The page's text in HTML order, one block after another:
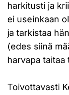
harkitusti ja
ei useinkaan
ja tarkistaa
(edes siinä
harvapa taitaa
Toivottavasti